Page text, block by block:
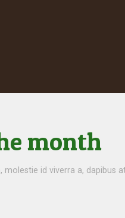
month
molestie id viverra a, dapibus